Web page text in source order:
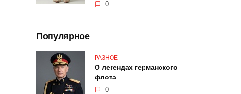
0
Популярное
РАЗНОЕ
О легендах германского
флота
0